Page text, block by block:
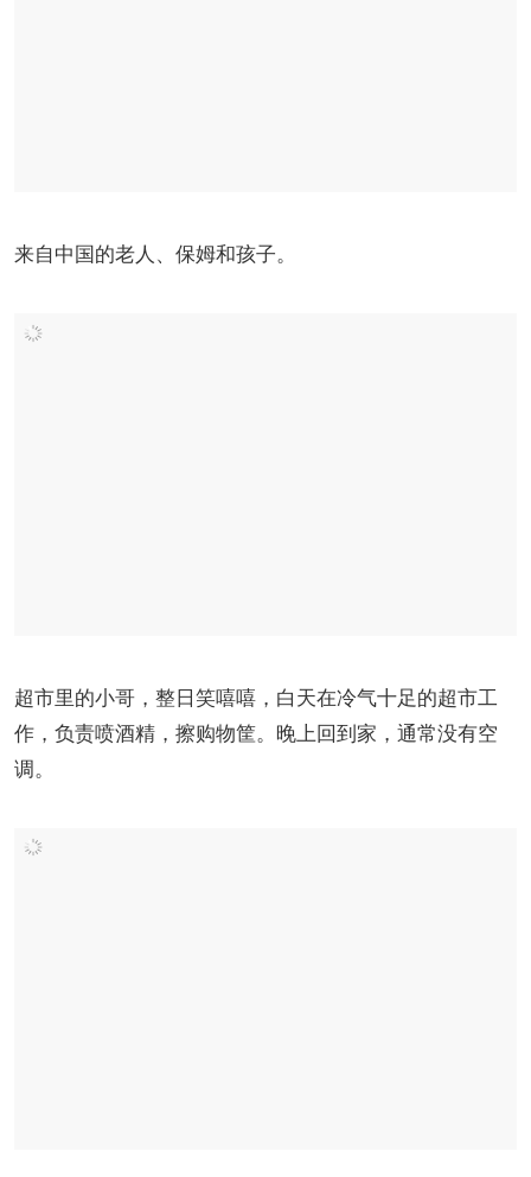
来自中国的老人、保姆和孩子。
超市里的小哥，整日笑嘻嘻，白天在冷气十足的超市工
作，负责喷酒精，擦购物筐。晚上回到家，通常没有空
调。